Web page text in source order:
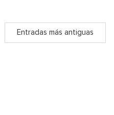
Entradas más antiguas